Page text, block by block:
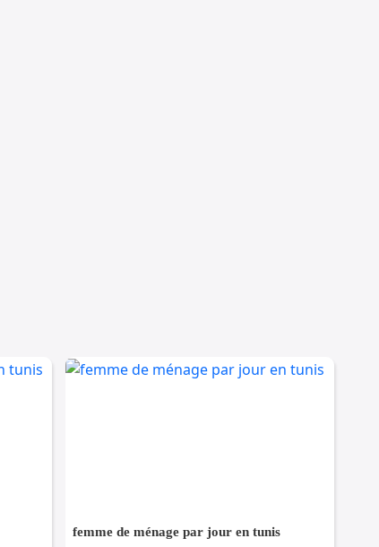
femme de ménage par jour en tunis